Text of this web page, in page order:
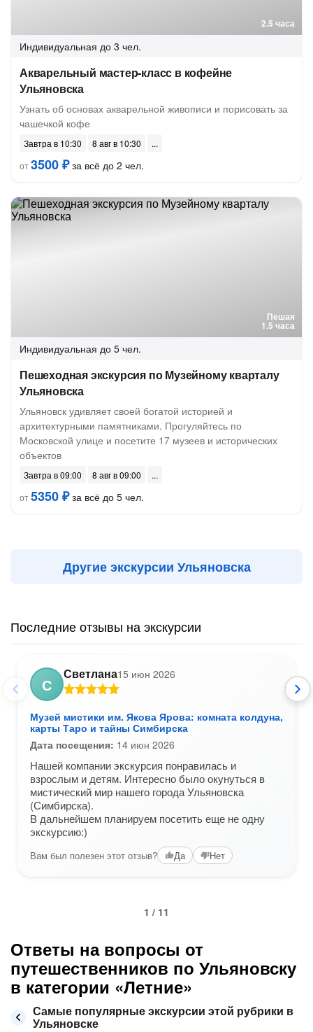
2.5 часа
Индивидуальная до 3 чел.
Акварельный мастер-класс в кофейне
Ульяновска
Узнать об основах акварельной живописи и порисовать за
чашечкой кофе
Завтра в 10:30
8 авг в 10:30
от3500 ₽за всё до 2 чел.
Пешая
1.5 часа
Индивидуальная до 5 чел.
Пешеходная экскурсия по Музейному кварталу
Ульяновска
Ульяновск удивляет своей богатой историей и
архитектурными памятниками. Прогуляйтесь по
Московской улице и посетите 17 музеев и исторических
объектов
Завтра в 09:00
8 авг в 09:00
от5350 ₽за всё до 5 чел.
Другие экскурсии Ульяновска
Последние отзывы на экскурсии
С
Светлана15 июн 2026
Музей мистики им. Якова Ярова: комната колдуна,
карты Таро и тайны Симбирска
Дата посещения: 14 июн 2026
Нашей компании экскурсия понравилась и
взрослым и детям. Интересно было окунуться в
мистический мир нашего города Ульяновска
(Симбирска).
В дальнейшем планируем посетить еще не одну
экскурсию:)
Вам был полезен этот отзыв? Да Нет
1 / 11
Ответы на вопросы от
путешественников по Ульяновску
в категории «Летние»
Самые популярные экскурсии этой рубрики в
Ульяновске